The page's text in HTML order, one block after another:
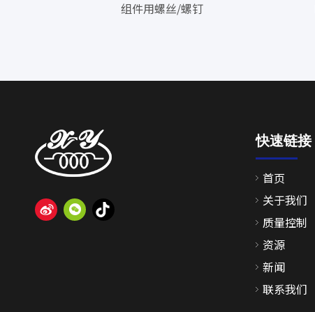
组件用螺丝/螺钉
快速链接
首页
关于我们
质量控制
资源
新闻
联系我们